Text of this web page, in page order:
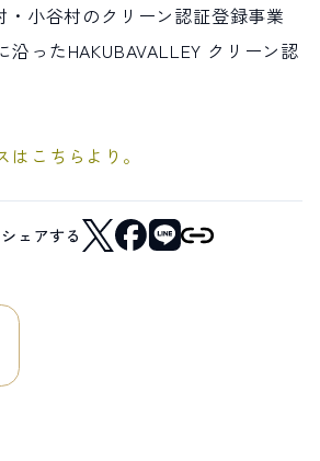
・小谷村のクリーン認証登録事業
ったHAKUBAVALLEY クリーン認
はこちらより。
ェアする